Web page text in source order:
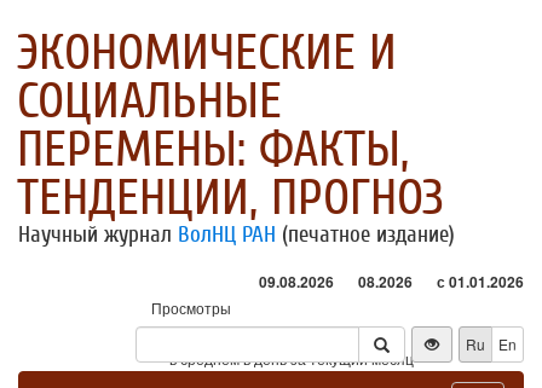
ЭКОНОМИЧЕСКИЕ И
СОЦИАЛЬНЫЕ
ПЕРЕМЕНЫ: ФАКТЫ,
ТЕНДЕНЦИИ, ПРОГНОЗ
Научный журнал ВолНЦ РАН (печатное издание)
09.08.2026 08.2026 с 01.01.2026
Просмотры
Посетители
* - в среднем в день за текущий месяц
Ru En